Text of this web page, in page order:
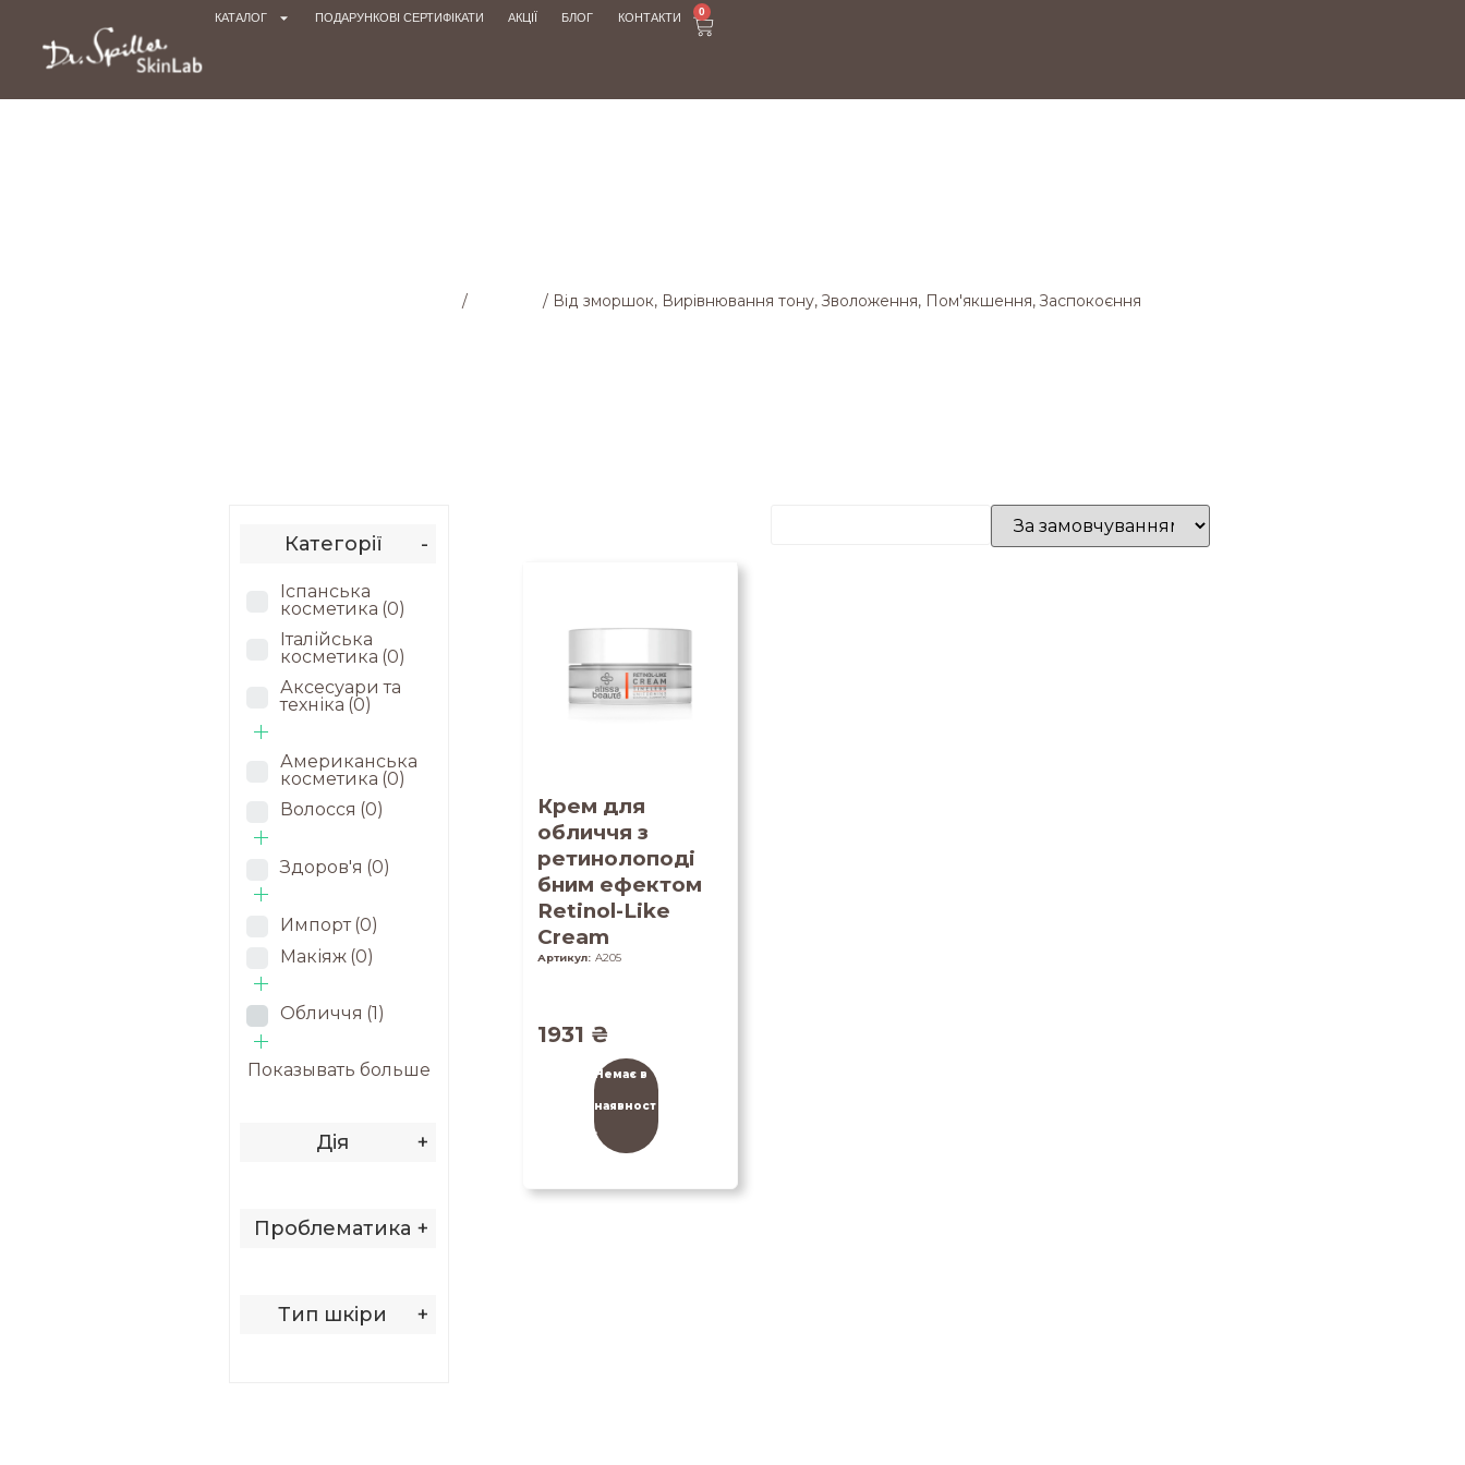
КАТАЛОГ ПОДАРУНКОВІ СЕРТИФІКАТИ АКЦІЇ БЛОГ КОНТАКТИ 0
/ / Від зморшок, Вирівнювання тону, Зволоження, Пом'якшення, Заспокоєння
Категорії -
Іспанська
косметика (0)
Італійська
косметика (0)
Аксесуари та
техніка (0)
Американська
косметика (0)
Волосся (0)
Здоров'я (0)
Импорт (0)
Макіяж (0)
Обличчя (1)
Показывать больше
Дія +
Проблематика +
Тип шкіри +
Крем для
обличчя з
ретинолоподі
бним ефектом
Retinol-Like
Cream
Артикул: A205
1931 ₴
Немає в
наявност
і